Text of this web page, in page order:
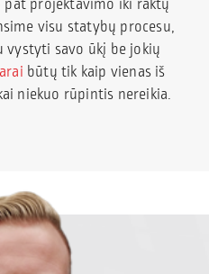
projektavimo iki raktų
visu statybų procesu,
vystyti savo ūkį be jokių
būtų tik kaip vienas iš
niekuo rūpintis nereikia.